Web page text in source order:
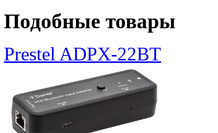
Подобные товары
Prestel ADPX-22BT